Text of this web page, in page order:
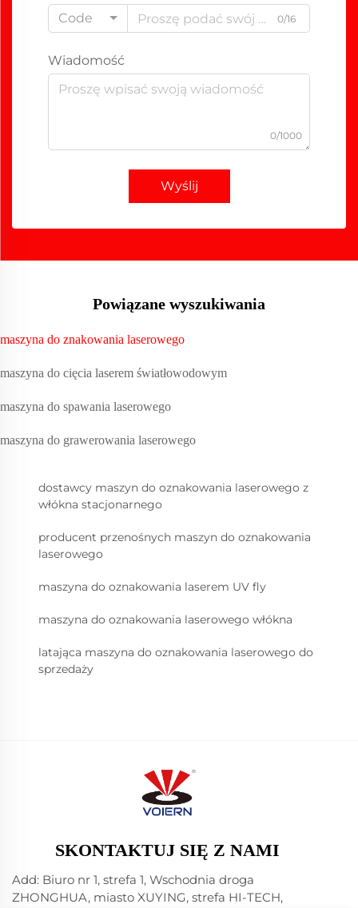
Code
0/16
Wiadomość
0/1000
Wyślij
Powiązane wyszukiwania
maszyna do znakowania laserowego
maszyna do cięcia laserem światłowodowym
maszyna do spawania laserowego
maszyna do grawerowania laserowego
dostawcy maszyn do oznakowania laserowego z
włókna stacjonarnego
producent przenośnych maszyn do oznakowania
laserowego
maszyna do oznakowania laserem UV fly
maszyna do oznakowania laserowego włókna
latająca maszyna do oznakowania laserowego do
sprzedaży
SKONTAKTUJ SIĘ Z NAMI
Add: Biuro nr 1, strefa 1, Wschodnia droga
ZHONGHUA, miasto XUYING, strefa HI-TECH,